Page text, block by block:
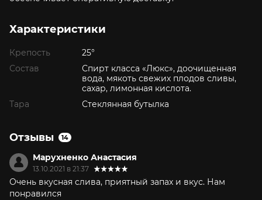
Характеристики
Крепость
25°
Состав
Спирт класса «Люкс», доочищенная
вода, мякоть свежих плодов сливы,
сахар, лимонная кислота.
Тара
Стеклянная бутылка
Отзывы 14
Марухненко Анастасия
13.10.2021 в 21:37
Очень вкусная слива, приятный запах и вкус. Нам
понравился